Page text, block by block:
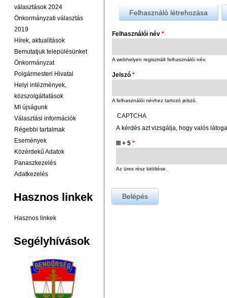
választások 2024
Önkormányzati választás
2019
Hírek, aktualítások
Bemutatjuk településünket
Önkormányzat
Polgármesteri Hivatal
Helyi intézmények,
közszolgáltatások
MI újságunk
Választási információk
Régebbi tartalmak
Események
Közérdekű Adatok
Panaszkezelés
Adatkezelés
Hasznos linkek
Hasznos linkek
Segélyhívások
Felhasználó létrehozása
Felhasználói név *
A webhelyen regisztrált felhasználói név.
Jelszó *
A felhasználói névhez tartozó jelszó.
CAPTCHA
A kérdés azt vizsgálja, hogy valós
III + 5 *
Az üres rész kitöltése.